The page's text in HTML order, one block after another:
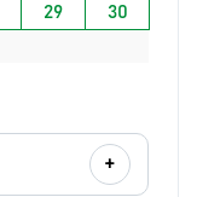
29
30
+